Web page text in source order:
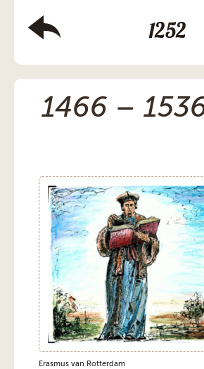
1252
1466 –
Erasmus van Rotterdam